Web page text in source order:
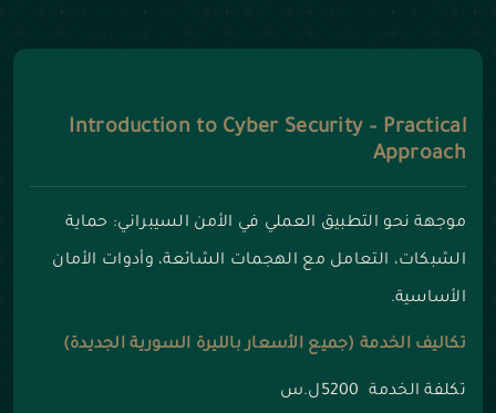
Introduction to Cyber Security – Practical
Approach
موجهة نحو التطبيق العملي في الأمن السيبراني: حماية
الشبكات، التعامل مع الهجمات الشائعة، وأدوات الأمان
الأساسية.
تكاليف الخدمة (جميع الأسعار بالليرة السورية الجديدة)
تكلفة الخدمة 5200ل.س